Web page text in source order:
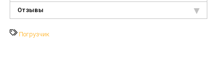
Отзывы
Погрузчик